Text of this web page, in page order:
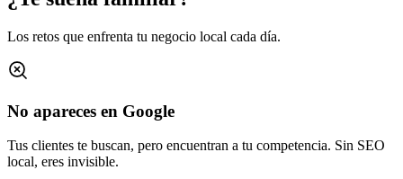
Los retos que enfrenta tu negocio local cada día.
No apareces en Google
Tus clientes te buscan, pero encuentran a tu competencia. Sin SEO
local, eres invisible.